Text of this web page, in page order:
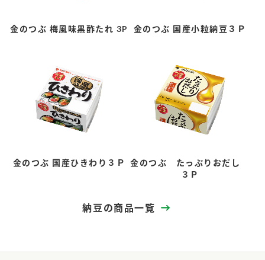
金のつぶ 梅風味黒酢たれ 3P 金のつぶ 国産小粒納豆３Ｐ
金のつぶ 国産ひきわり３Ｐ
金のつぶ たっぷりおだし
３Ｐ
納豆の商品一覧